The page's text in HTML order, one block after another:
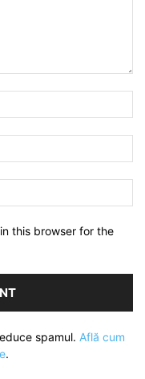
this browser for the
spamul. Află cum
.